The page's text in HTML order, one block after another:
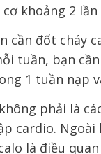
khoảng 2
cần đốt cháy
tuần, bạn
1 tuần nạp
phải là
cardio.
là điều